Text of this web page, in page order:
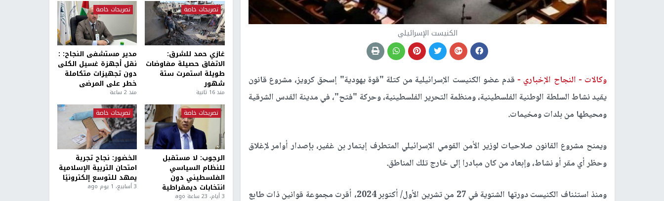
الكنيست الإسرائيلي
وكالات - النجاح الإخباري - قدم عضو الكنيست الإسرائيلية من كتلة "قوة يهودية" إسحق كرويز، مشروع قانون
يقيد نشاط السلطة الوطنية الفلسطينية، ومنظمة التحرير الفلسطينية، وحركة "فتح"، في مدينة القدس الشرقية
ومحيطها من بلدات ومخيمات.
ويمنح مشروع القانون صلاحيات لوزير الأمن القومي الإسرائيلي المتطرف إيتمار بن غفير، بإصدار أوامر لإغلاق
وحظر أي مقر أو نشاط، وإبعاد من كان مبادرا إلى خارج تلك المناطق.
ومنذ استئناف الكنيست دورتها الشتوية في 27 من تشرين الأول/ أكتوبر 2024، أقرت مجموعة قوانين ذات طابع
تصريحات خاصة
غازي حمد للشرق:
الاتفاق حصيلة مفاوضات
طويلة استمرت ستة
شهور
منذ 16 ثانية
تصريحات خاصة
مدير مستشفى النجاح: :
نقل أجهزة غسيل الكلى
دون تجهيزات متكاملة
خطر على المرضى
منذ 2 ساعة
تصريحات خاصة
الرجوب: لا مستقبل
للنظام السياسي
الفلسطيني دون
انتخابات ديمقراطية
3 أيام، 23 ساعة ago
تصريحات خاصة
الخضور: نجاح تجربة
امتحان التربية الإسلامية
يمهد للتوسع إلكترونيًا
3 أسابيع، 1 يوم ago